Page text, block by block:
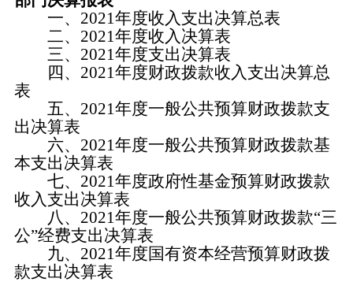
一、2021年度收入支出决算总表
二、2021年度收入决算表
三、2021年度支出决算表
四、2021年度财政拨款收入支出决算总
表
五、2021年度一般公共预算财政拨款支
出决算表
六、2021年度一般公共预算财政拨款基
本支出决算表
七、2021年度政府性基金预算财政拨款
收入支出决算表
八、2021年度一般公共预算财政拨款“三
公”经费支出决算表
九、2021年度国有资本经营预算财政拨
款支出决算表